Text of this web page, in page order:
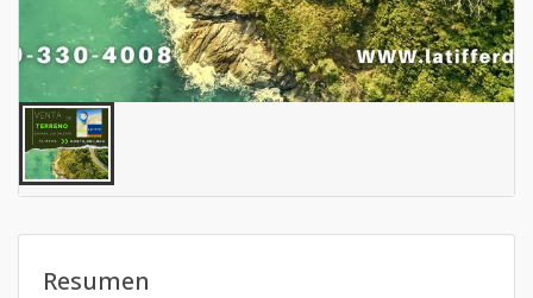
Resumen